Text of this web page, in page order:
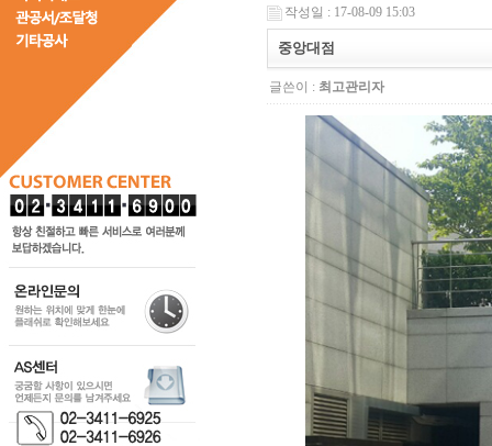
작성일 : 17-08-09 15:03
중앙대점
글쓴이 : 최고관리자